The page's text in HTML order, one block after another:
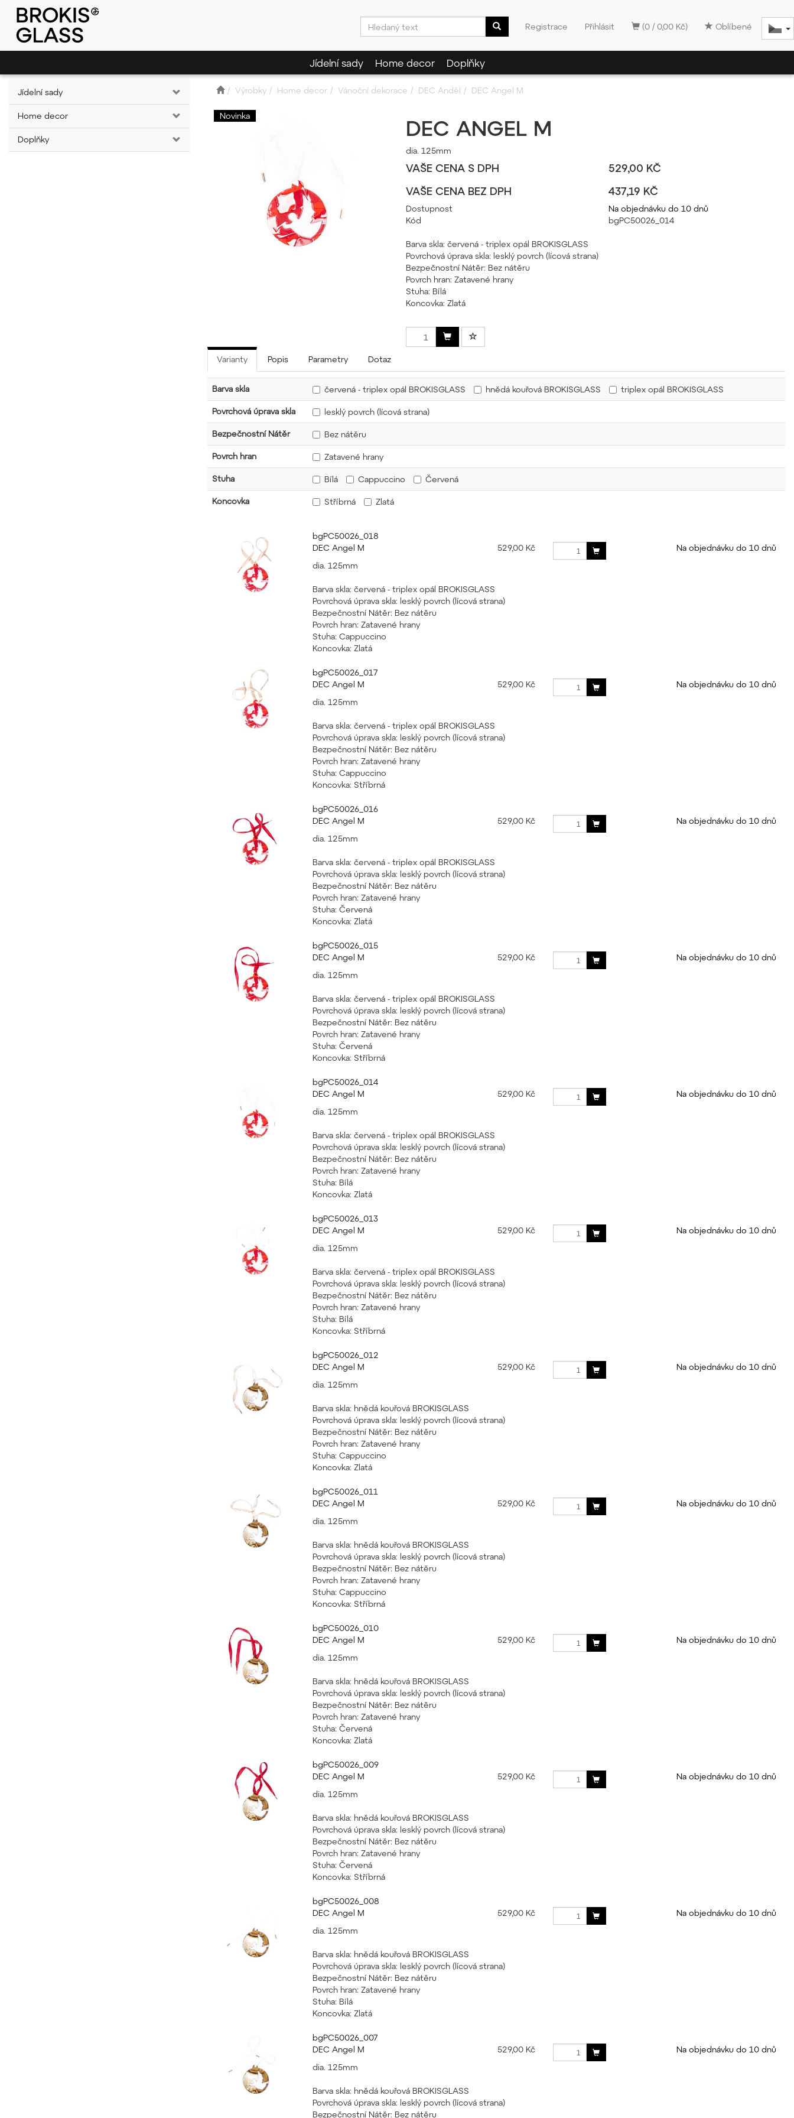
(0 / 0,00 Kč) Oblíbené
Registrace Přihlásit
Jídelní sady Home decor Doplňky
Jídelní sady
Home decor
Doplňky
Výrobky Home decor Vánoční dekorace DEC Anděl DEC Angel M
Novinka DEC ANGEL M
dia. 125mm
VAŠE CENA S DPH
529,00 KČ
VAŠE CENA BEZ DPH
437,19 KČ
Dostupnost
Na objednávku do 10 dnů
Kód
bgPC50026_014
Barva skla: červená - triplex opál BROKISGLASS
Povrchová úprava skla: lesklý povrch (lícová strana)
Bezpečnostní Nátěr: Bez nátěru
Povrch hran: Zatavené hrany
Stuha: Bílá
Koncovka: Zlatá
Varianty Popis Parametry Dotaz
Barva skla červená - triplex opál BROKISGLASS hnědá kouřová BROKISGLASS triplex opál BROKISGLASS
Povrchová úprava skla lesklý povrch (lícová strana)
Bezpečnostní Nátěr Bez nátěru
Povrch hran Zatavené hrany
Stuha Bílá Cappuccino Červená
Koncovka Stříbrná Zlatá
bgPC50026_018
DEC Angel M
529,00 Kč
Na objednávku do 10 dnů
dia. 125mm
Barva skla: červená - triplex opál BROKISGLASS
Povrchová úprava skla: lesklý povrch (lícová strana)
Bezpečnostní Nátěr: Bez nátěru
Povrch hran: Zatavené hrany
Stuha: Cappuccino
Koncovka: Zlatá
bgPC50026_017
DEC Angel M
529,00 Kč
Na objednávku do 10 dnů
dia. 125mm
Barva skla: červená - triplex opál BROKISGLASS
Povrchová úprava skla: lesklý povrch (lícová strana)
Bezpečnostní Nátěr: Bez nátěru
Povrch hran: Zatavené hrany
Stuha: Cappuccino
Koncovka: Stříbrná
bgPC50026_016
DEC Angel M
529,00 Kč
Na objednávku do 10 dnů
dia. 125mm
Barva skla: červená - triplex opál BROKISGLASS
Povrchová úprava skla: lesklý povrch (lícová strana)
Bezpečnostní Nátěr: Bez nátěru
Povrch hran: Zatavené hrany
Stuha: Červená
Koncovka: Zlatá
bgPC50026_015
DEC Angel M
529,00 Kč
Na objednávku do 10 dnů
dia. 125mm
Barva skla: červená - triplex opál BROKISGLASS
Povrchová úprava skla: lesklý povrch (lícová strana)
Bezpečnostní Nátěr: Bez nátěru
Povrch hran: Zatavené hrany
Stuha: Červená
Koncovka: Stříbrná
bgPC50026_014
DEC Angel M
529,00 Kč
Na objednávku do 10 dnů
dia. 125mm
Barva skla: červená - triplex opál BROKISGLASS
Povrchová úprava skla: lesklý povrch (lícová strana)
Bezpečnostní Nátěr: Bez nátěru
Povrch hran: Zatavené hrany
Stuha: Bílá
Koncovka: Zlatá
bgPC50026_013
DEC Angel M
529,00 Kč
Na objednávku do 10 dnů
dia. 125mm
Barva skla: červená - triplex opál BROKISGLASS
Povrchová úprava skla: lesklý povrch (lícová strana)
Bezpečnostní Nátěr: Bez nátěru
Povrch hran: Zatavené hrany
Stuha: Bílá
Koncovka: Stříbrná
bgPC50026_012
DEC Angel M
529,00 Kč
Na objednávku do 10 dnů
dia. 125mm
Barva skla: hnědá kouřová BROKISGLASS
Povrchová úprava skla: lesklý povrch (lícová strana)
Bezpečnostní Nátěr: Bez nátěru
Povrch hran: Zatavené hrany
Stuha: Cappuccino
Koncovka: Zlatá
bgPC50026_011
DEC Angel M
529,00 Kč
Na objednávku do 10 dnů
dia. 125mm
Barva skla: hnědá kouřová BROKISGLASS
Povrchová úprava skla: lesklý povrch (lícová strana)
Bezpečnostní Nátěr: Bez nátěru
Povrch hran: Zatavené hrany
Stuha: Cappuccino
Koncovka: Stříbrná
bgPC50026_010
DEC Angel M
529,00 Kč
Na objednávku do 10 dnů
dia. 125mm
Barva skla: hnědá kouřová BROKISGLASS
Povrchová úprava skla: lesklý povrch (lícová strana)
Bezpečnostní Nátěr: Bez nátěru
Povrch hran: Zatavené hrany
Stuha: Červená
Koncovka: Zlatá
bgPC50026_009
DEC Angel M
529,00 Kč
Na objednávku do 10 dnů
dia. 125mm
Barva skla: hnědá kouřová BROKISGLASS
Povrchová úprava skla: lesklý povrch (lícová strana)
Bezpečnostní Nátěr: Bez nátěru
Povrch hran: Zatavené hrany
Stuha: Červená
Koncovka: Stříbrná
bgPC50026_008
DEC Angel M
529,00 Kč
Na objednávku do 10 dnů
dia. 125mm
Barva skla: hnědá kouřová BROKISGLASS
Povrchová úprava skla: lesklý povrch (lícová strana)
Bezpečnostní Nátěr: Bez nátěru
Povrch hran: Zatavené hrany
Stuha: Bílá
Koncovka: Zlatá
bgPC50026_007
DEC Angel M
529,00 Kč
Na objednávku do 10 dnů
dia. 125mm
Barva skla: hnědá kouřová BROKISGLASS
Povrchová úprava skla: lesklý povrch (lícová strana)
Bezpečnostní Nátěr: Bez nátěru